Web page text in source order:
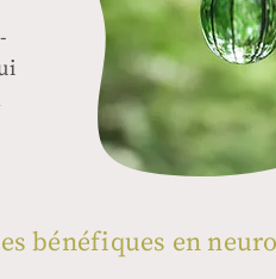
bénéfiques en